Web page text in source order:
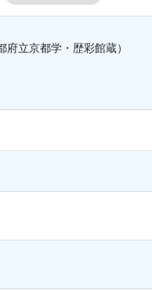
立京都学・歴彩館蔵）